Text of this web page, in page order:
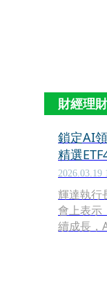
財經理財
鎖定AI
精選
2026.03.19
輝達執行
會上表示
續成長，